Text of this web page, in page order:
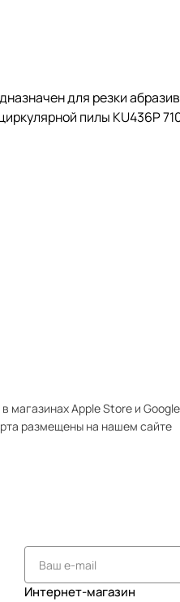
для резки
пилы KU436P
магазинах Apple Store и Google
размещены на нашем сайте
Интернет-магазин